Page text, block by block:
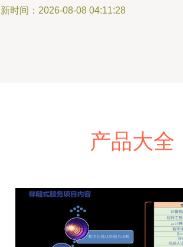
时间：2026-08-08 04:11:28
产品大全